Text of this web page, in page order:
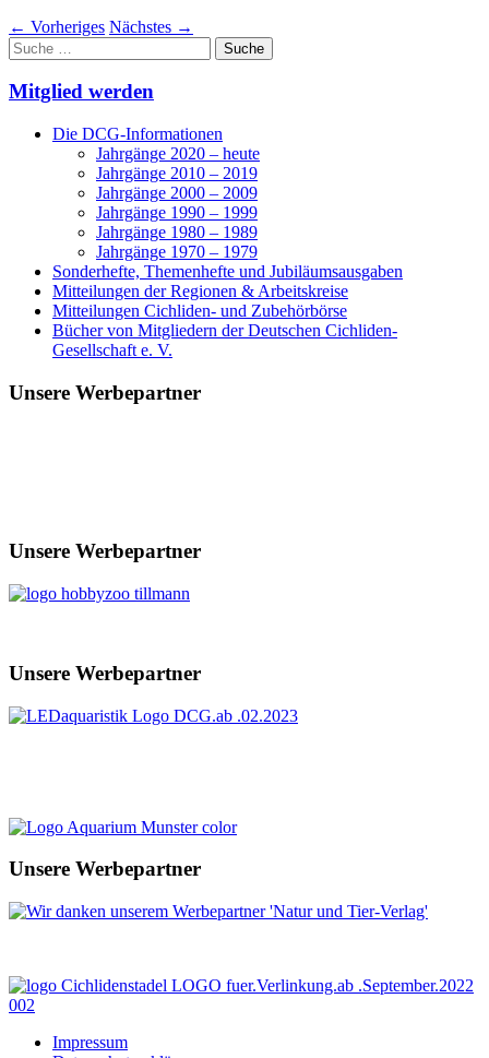
← Vorheriges Nächstes →
Suche
nach:
Mitglied werden
Die DCG-Informationen
Jahrgänge 2020 – heute
Jahrgänge 2010 – 2019
Jahrgänge 2000 – 2009
Jahrgänge 1990 – 1999
Jahrgänge 1980 – 1989
Jahrgänge 1970 – 1979
Sonderhefte, Themenhefte und Jubiläumsausgaben
Mitteilungen der Regionen & Arbeitskreise
Mitteilungen Cichliden- und Zubehörbörse
Bücher von Mitgliedern der Deutschen Cichliden-
Gesellschaft e. V.
Unsere Werbepartner
Unsere Werbepartner
Unsere Werbepartner
Unsere Werbepartner
Impressum